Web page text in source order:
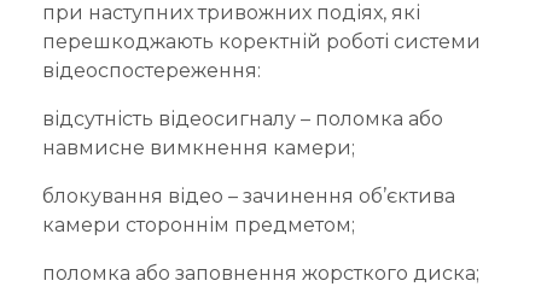
при наступних тривожних подіях, які
перешкоджають коректній роботі системи
відеоспостереження:
відсутність відеосигналу – поломка або
навмисне вимкнення камери;
блокування відео – зачинення об’єктива
камери стороннім предметом;
поломка або заповнення жорсткого диска;